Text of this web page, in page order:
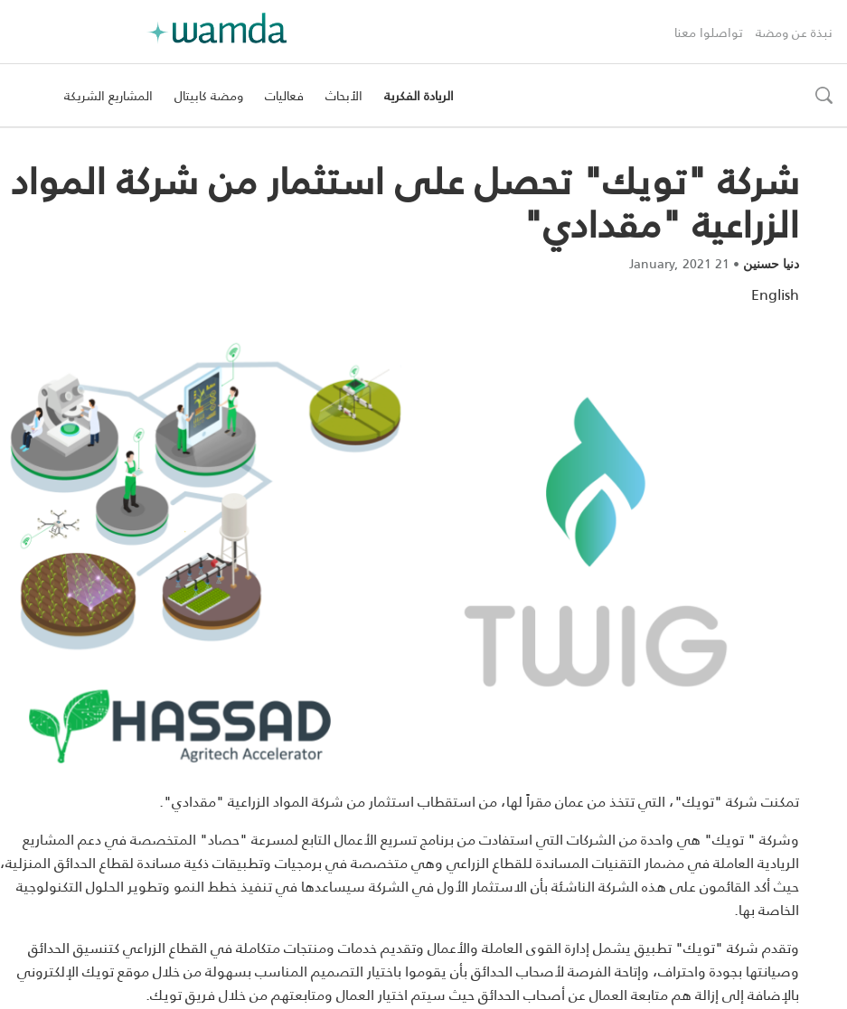
نبذة عن ومضة تواصلوا معنا
toggle
الريادة الفكرية الأبحاث فعاليات ومضة كابيتال المشاريع الشريكة
شركة "تويك" تحصل على استثمار من شركة المواد
الزراعية "مقدادي"
دنيا حسنين •
21 January, 2021
English
تمكنت شركة "تويك"، التي تتخذ من عمان مقراً لها، من استقطاب استثمار من شركة المواد الزراعية "مقدادي".
وشركة " تويك" هي واحدة من الشركات التي استفادت من برنامج تسريع الأعمال التابع لمسرعة "حصاد" المتخصصة في دعم المشاريع
الريادية العاملة في مضمار التقنيات المساندة للقطاع الزراعي وهي متخصصة في برمجيات وتطبيقات ذكية مساندة لقطاع الحدائق المنزلية،
حيث أكد القائمون على هذه الشركة الناشئة بأن الاستثمار الأول في الشركة سيساعدها في تنفيذ خطط النمو وتطوير الحلول التكنولوجية
الخاصة بها.
وتقدم شركة "تويك" تطبيق يشمل إدارة القوى العاملة والأعمال وتقديم خدمات ومنتجات متكاملة في القطاع الزراعي كتنسيق الحدائق
وصيانتها بجودة واحتراف، وإتاحة الفرصة لأصحاب الحدائق بأن يقوموا باختيار التصميم المناسب بسهولة من خلال موقع تويك الإلكتروني
بالإضافة إلى إزالة هم متابعة العمال عن أصحاب الحدائق حيث سيتم اختيار العمال ومتابعتهم من خلال فريق تويك.